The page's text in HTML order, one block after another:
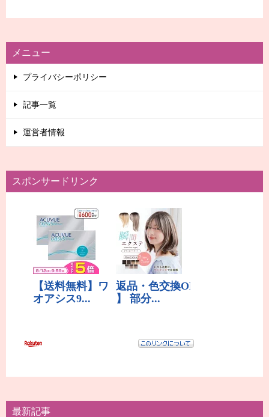
メニュー
プライバシーポリシー
記事一覧
運営者情報
スポンサードリンク
最新記事